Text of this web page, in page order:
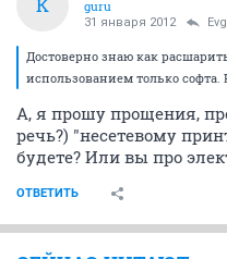
K
guru
31 января 2012
Достоверно знаю как
использованием только софта.
А, я прошу прощения,
речь?) "несетевому
будете? Или вы про
ОТВЕТИТЬ